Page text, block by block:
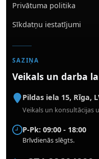
Privātuma politika
Sīkdatņu iestatījumi
SAZIŅA
Veikals un darba
Pildas iela 15, Rīga,
Veikals un konsultācijas
P-Pk: 09:00 - 18:00
Brīvdienās slēgts.